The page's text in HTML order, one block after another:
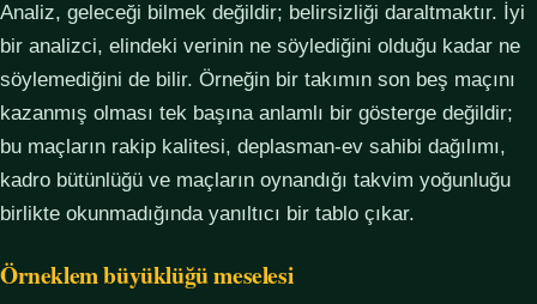
Analiz, geleceği bilmek değildir; belirsizliği daraltmaktır. İyi
bir analizci, elindeki verinin ne söylediğini olduğu kadar ne
söylemediğini de bilir. Örneğin bir takımın son beş maçını
kazanmış olması tek başına anlamlı bir gösterge değildir;
bu maçların rakip kalitesi, deplasman-ev sahibi dağılımı,
kadro bütünlüğü ve maçların oynandığı takvim yoğunluğu
birlikte okunmadığında yanıltıcı bir tablo çıkar.
Örneklem büyüklüğü meselesi